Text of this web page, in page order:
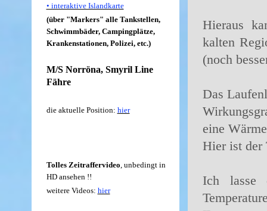
Hieraus
kalten
(noch
Das
eine
Hier ist der
Ich lasse
• interaktive Islandkarte
(über "Markers" alle Tankstellen,
Schwimmbäder, Campingplätze,
Krankenstationen, Polizei, etc.)
M/S Norröna, Smyril Line
Fähre
die aktuelle Position: hier
Tolles Zeitraffervideo, unbedingt in
HD ansehen !!
weitere Videos: hier